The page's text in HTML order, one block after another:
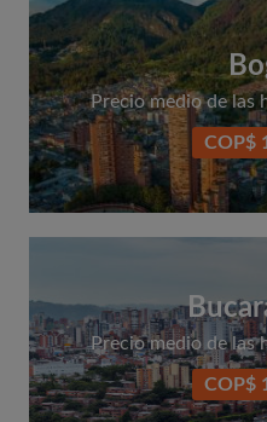
Precio medio de las
COP$
Precio medio de las
COP$